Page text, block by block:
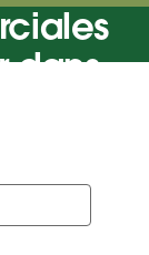
dans
pour
numérique